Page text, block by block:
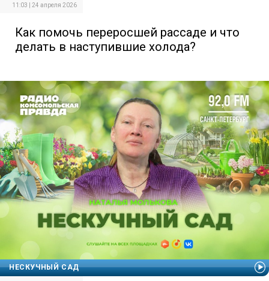
11:03 | 24 апреля 2026
Как помочь переросшей рассаде и что
делать в наступившие холода?
НЕСКУЧНЫЙ САД